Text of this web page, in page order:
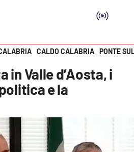
CALDO CALABRIA PONTE
in Valle d’Aosta, i
e la